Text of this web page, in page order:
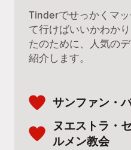
Tinderでせっかくマ
て行けばいいかわか
たのために、人気の
紹介します。
サンファン・
ヌエストラ・
ルメン教会